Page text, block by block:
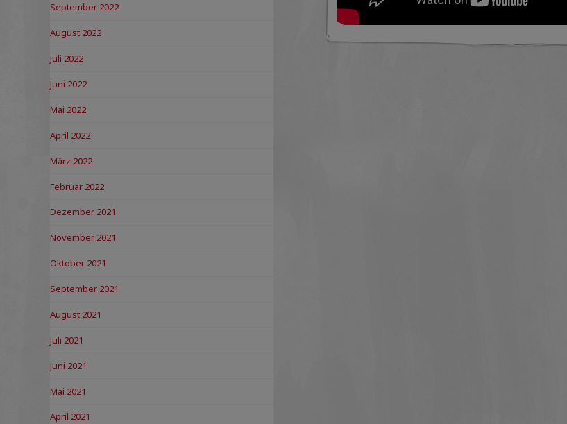
September 2022
August 2022
Juli 2022
Juni 2022
Mai 2022
April 2022
März 2022
Februar 2022
Dezember 2021
November 2021
Oktober 2021
September 2021
August 2021
Juli 2021
Juni 2021
Mai 2021
April 2021